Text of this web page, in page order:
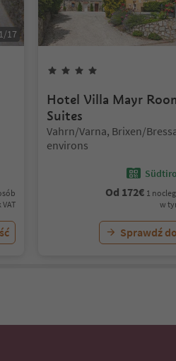
1/17
Hotel Villa Mayr
Suites
Lokalizacja:
Vahrn/Varna, Brixen/
environs
Od 172€ 1
w
Sprawdź